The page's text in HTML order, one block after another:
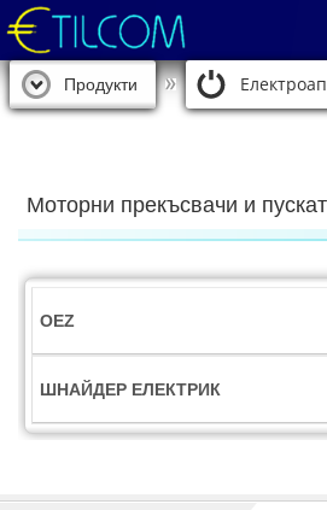
Продукти
Моторни прекъсвачи и
OEZ
ШНАЙДЕР ЕЛЕКТРИК